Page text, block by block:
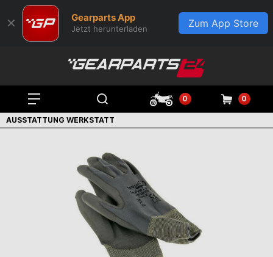
✕ Gearparts App
Jetzt herunterladen Zum App Store
0 0
AUSSTATTUNG WERKSTATT